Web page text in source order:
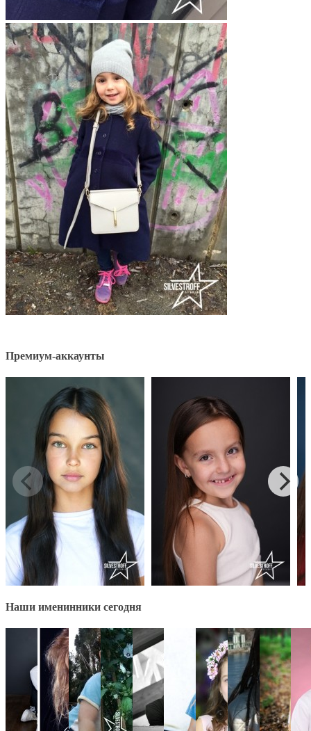
Премиум-аккаунты
Наши именинники сегодня